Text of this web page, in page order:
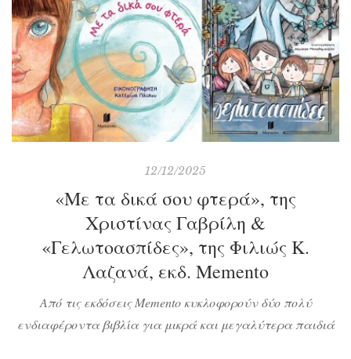
12/12/2025
«Με τα δικά σου φτερά», της
Χριστίνας Γαβρίλη &
«Γελωτοασπίδες», της Φιλιώς Κ.
Λαζανά, εκδ. Memento
Από τις εκδόσεις Memento κυκλοφορούν δύο πολύ
ενδιαφέροντα βιβλία για μικρά και μεγαλύτερα παιδιά